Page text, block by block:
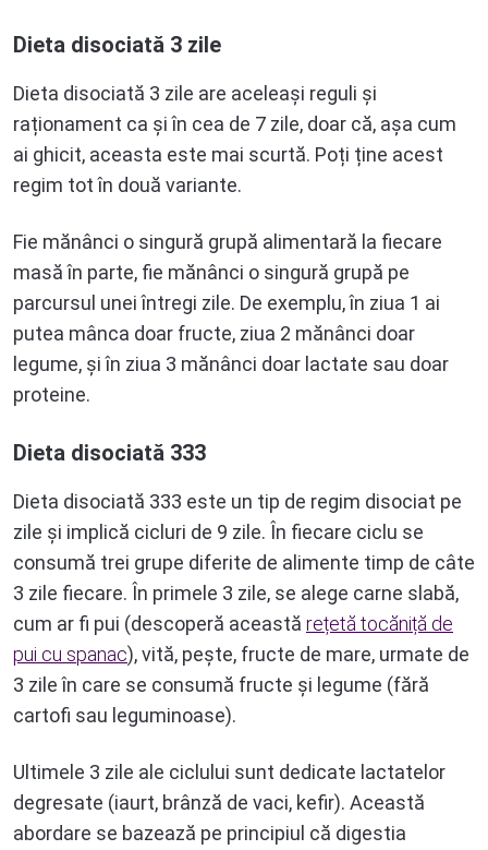
Dieta disociată 3 zile
Dieta disociată 3 zile are aceleași reguli și
raționament ca și în cea de 7 zile, doar că, așa cum
ai ghicit, aceasta este mai scurtă. Poți ține acest
regim tot în două variante.
Fie mănânci o singură grupă alimentară la fiecare
masă în parte, fie mănânci o singură grupă pe
parcursul unei întregi zile. De exemplu, în ziua 1 ai
putea mânca doar fructe, ziua 2 mănânci doar
legume, și în ziua 3 mănânci doar lactate sau doar
proteine.
Dieta disociată 333
Dieta disociată 333 este un tip de regim disociat pe
zile și implică cicluri de 9 zile. În fiecare ciclu se
consumă trei grupe diferite de alimente timp de câte
3 zile fiecare. În primele 3 zile, se alege carne slabă,
cum ar fi pui (descoperă această rețetă tocăniță de
pui cu spanac), vită, pește, fructe de mare, urmate de
3 zile în care se consumă fructe și legume (fără
cartofi sau leguminoase).
Ultimele 3 zile ale ciclului sunt dedicate lactatelor
degresate (iaurt, brânză de vaci, kefir). Această
abordare se bazează pe principiul că digestia